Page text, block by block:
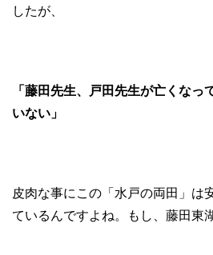
したが、
「藤田先生、戸田先生が亡くなっ
いない」
皮肉な事にこの「水戸の両田」は
ているんですよね。もし、藤田東